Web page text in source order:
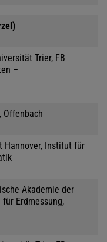
Trier, FB
–
Offenbach
Hannover, Institut für
Akademie der
Erdmessung,